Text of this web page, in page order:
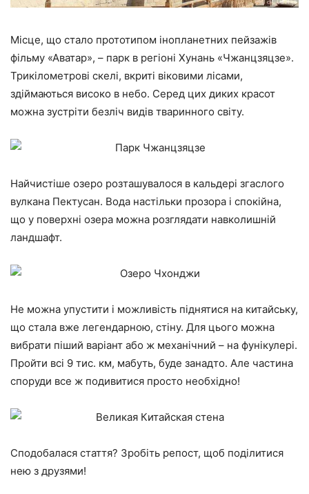
Місце, що стало прототипом інопланетних пейзажів
фільму «Аватар», – парк в регіоні Хунань «Чжанцзяцзе».
Трикілометрові скелі, вкриті віковими лісами,
здіймаються високо в небо. Серед цих диких красот
можна зустріти безліч видів тваринного світу.
Найчистіше озеро розташувалося в кальдері згаслого
вулкана Пектусан. Вода настільки прозора і спокійна,
що у поверхні озера можна розглядати навколишній
ландшафт.
Не можна упустити і можливість піднятися на китайську,
що стала вже легендарною, стіну. Для цього можна
вибрати піший варіант або ж механічний – на фунікулері.
Пройти всі 9 тис. км, мабуть, буде занадто. Але частина
споруди все ж подивитися просто необхідно!
Сподобалася стаття? Зробіть репост, щоб поділитися
нею з друзями!